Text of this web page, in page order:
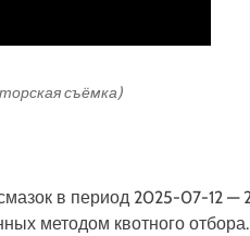
съёмка)
в период 2025-07-12 —
методом квотного отбора.